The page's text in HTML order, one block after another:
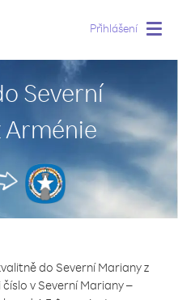
Přihlášení
Severní
Arménie
do Severní Mariany z
v Severní Mariany –